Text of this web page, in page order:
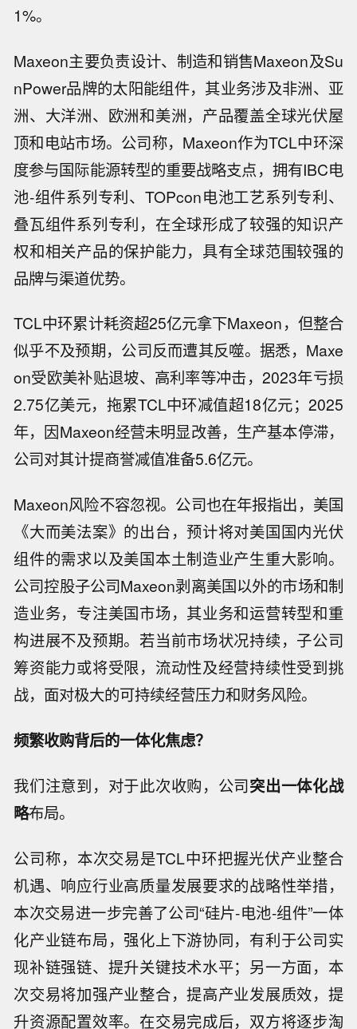
1%。
Maxeon主要负责设计、制造和销售Maxeon及Su
nPower品牌的太阳能组件，其业务涉及非洲、亚
洲、大洋洲、欧洲和美洲，产品覆盖全球光伏屋
顶和电站市场。公司称，Maxeon作为TCL中环深
度参与国际能源转型的重要战略支点，拥有IBC电
池-组件系列专利、TOPcon电池工艺系列专利、
叠瓦组件系列专利，在全球形成了较强的知识产
权和相关产品的保护能力，具有全球范围较强的
品牌与渠道优势。
TCL中环累计耗资超25亿元拿下Maxeon，但整合
似乎不及预期，公司反而遭其反噬。据悉，Maxe
on受欧美补贴退坡、高利率等冲击，2023年亏损
2.75亿美元，拖累TCL中环减值超18亿元；2025
年，因Maxeon经营未明显改善，生产基本停滞，
公司对其计提商誉减值准备5.6亿元。
Maxeon风险不容忽视。公司也在年报指出，美国
《大而美法案》的出台，预计将对美国国内光伏
组件的需求以及美国本土制造业产生重大影响。
公司控股子公司Maxeon剥离美国以外的市场和制
造业务，专注美国市场，其业务和运营转型和重
构进展不及预期。若当前市场状况持续，子公司
筹资能力或将受限，流动性及经营持续性受到挑
战，面对极大的可持续经营压力和财务风险。
频繁收购背后的一体化焦虑？
我们注意到，对于此次收购，公司突出一体化战
略布局。
公司称，本次交易是TCL中环把握光伏产业整合
机遇、响应行业高质量发展要求的战略性举措，
本次交易进一步完善了公司“硅片-电池-组件”一体
化产业链布局，强化上下游协同，有利于公司实
现补链强链、提升关键技术水平；另一方面，本
次交易将加强产业整合，提高产业发展质效，提
升资源配置效率。在交易完成后，双方将逐步淘